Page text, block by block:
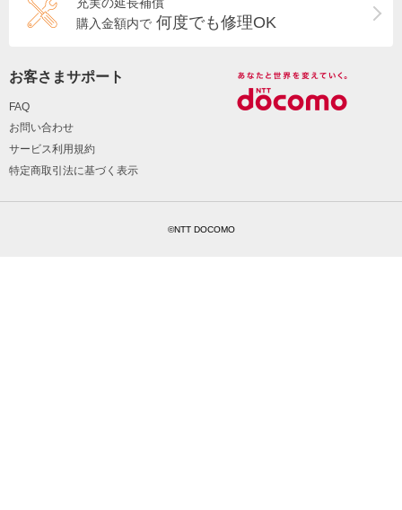
購入金額内で 何度でも修理OK
お客さまサポート
FAQ
お問い合わせ
サービス利用規約
特定商取引法に基づく表示
©NTT DOCOMO